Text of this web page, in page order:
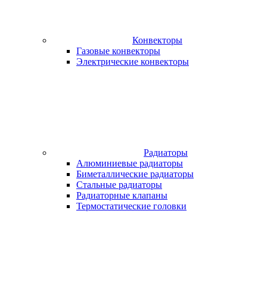
Конвекторы
Газовые конвекторы
Электрические конвекторы
Радиаторы
Алюминиевые радиаторы
Биметаллические радиаторы
Стальные радиаторы
Радиаторные клапаны
Термостатические головки